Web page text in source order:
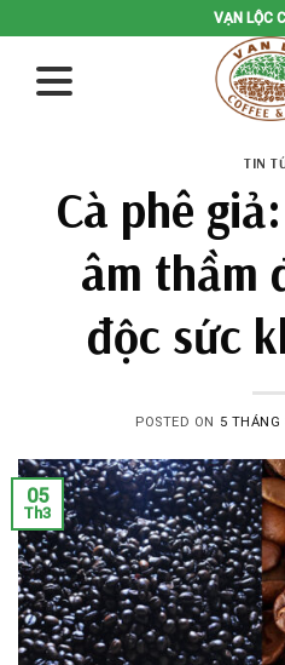
to
content
VẠN LỘC
TIN
Cà phê
âm thầm
độc sức
POSTED ON 5 THÁNG
05
Th3